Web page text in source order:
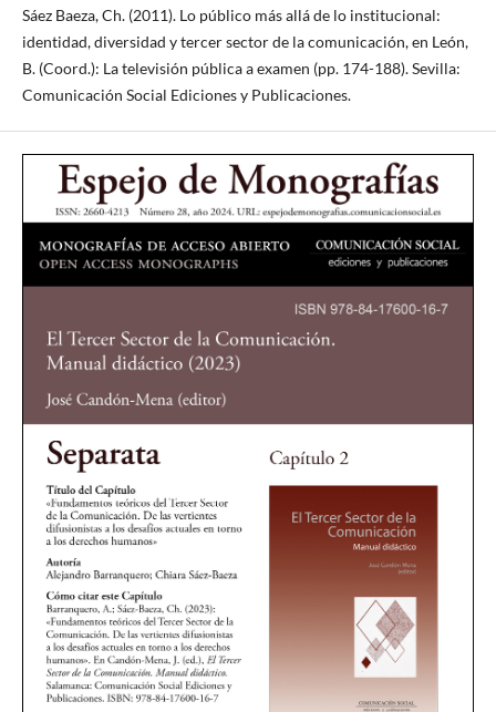
Sáez Baeza, Ch. (2011). Lo público más allá de lo institucional:
identidad, diversidad y tercer sector de la comunicación, en León,
B. (Coord.): La televisión pública a examen (pp. 174-188). Sevilla:
Comunicación Social Ediciones y Publicaciones.